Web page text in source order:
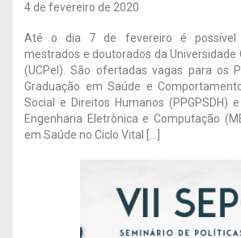
4 de fevereiro de 2020
Até o dia 7 de fevereiro é possível
mestrados e doutorados da Universidade
(UCPel). São ofertadas vagas para os
Graduação em Saúde e
Social e Direitos Humanos (PPGPSDH)
Engenharia Eletrônica e Computação
em Saúde no Ciclo Vital […]